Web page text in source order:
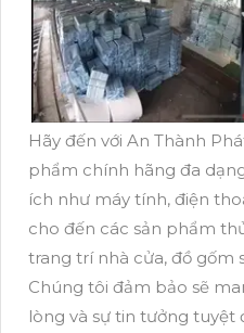
Hãy đến với An Thành
phẩm chính hãng đa
ích như máy tính, điện
cho đến các sản phẩm
trang trí nhà cửa, đồ gốm
Chúng tôi đảm bảo sẽ
lòng và sự tin tưởng tuyệt